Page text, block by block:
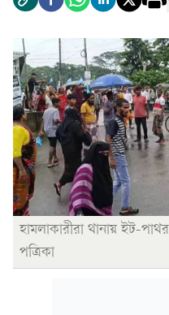
হামলাকারীরা থানায় ইট-
পত্রিকা